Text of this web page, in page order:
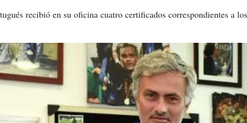
recibió en su oficina cuatro certificados correspondientes a